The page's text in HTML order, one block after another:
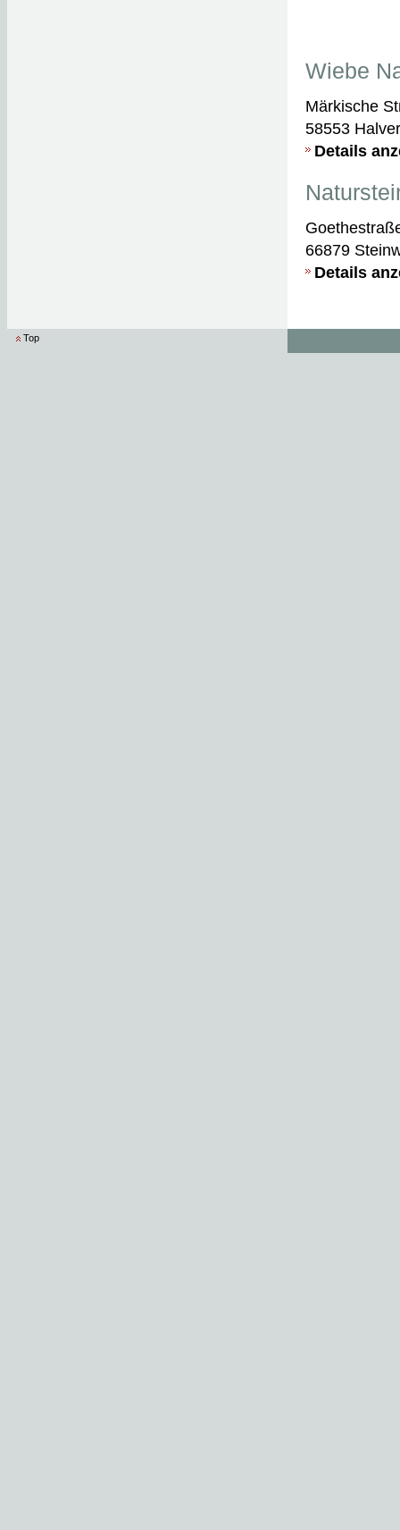
Wiebe
Märkische
58553 Halver
Details
66879
Details
Top